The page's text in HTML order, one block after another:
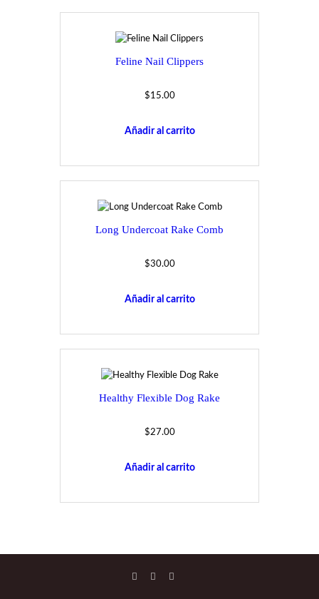
Feline Nail Clippers
$15.00
Añadir al carrito
Long Undercoat Rake Comb
$30.00
Añadir al carrito
Healthy Flexible Dog Rake
$27.00
Añadir al carrito